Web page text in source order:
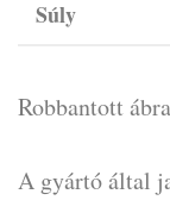
Súly
Robbantott
A gyártó által